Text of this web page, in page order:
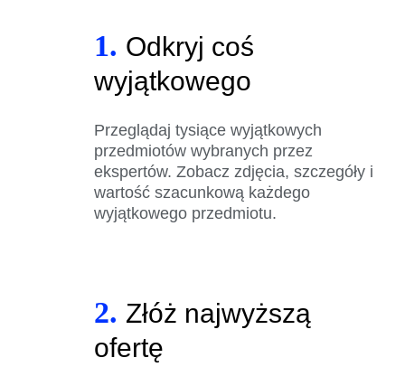
1. Odkryj coś
wyjątkowego
Przeglądaj tysiące wyjątkowych
przedmiotów wybranych przez
ekspertów. Zobacz zdjęcia, szczegóły i
wartość szacunkową każdego
wyjątkowego przedmiotu.
2. Złóż najwyższą
ofertę